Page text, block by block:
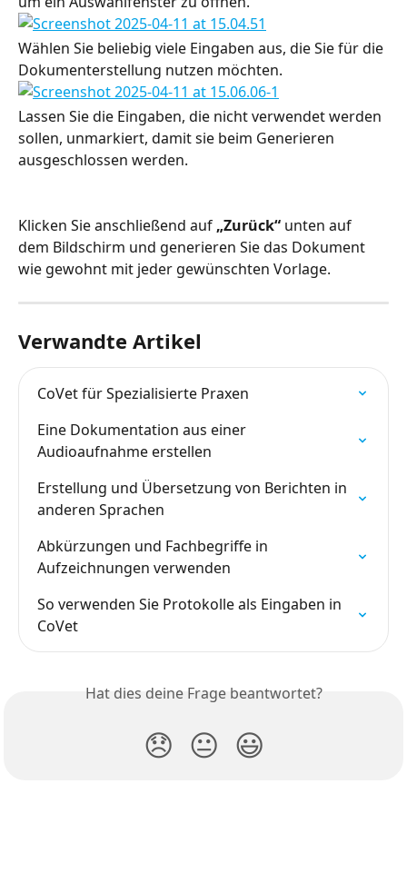
Wählen Sie beliebig viele Eingaben aus, die Sie für die
Dokumenterstellung nutzen möchten.
Lassen Sie die Eingaben, die nicht verwendet werden
sollen, unmarkiert, damit sie beim Generieren
ausgeschlossen werden.
Klicken Sie anschließend auf „Zurück“ unten auf
dem Bildschirm und generieren Sie das Dokument
wie gewohnt mit jeder gewünschten Vorlage.
Verwandte Artikel
CoVet für Spezialisierte Praxen
Eine Dokumentation aus einer
Audioaufnahme erstellen
Erstellung und Übersetzung von Berichten in
anderen Sprachen
Abkürzungen und Fachbegriffe in
Aufzeichnungen verwenden
So verwenden Sie Protokolle als Eingaben in
CoVet
Hat dies deine Frage beantwortet?
😞 😐 😃